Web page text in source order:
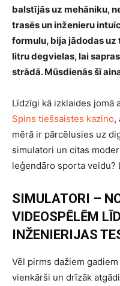
balstījās uz mehāniku,
trasēs un inženieru
formulu, bija jādodas
litru degvielas, lai
strādā. Mūsdienās šī
Līdzīgi kā izklaides jomā
Spins tiešsaistes kazino,
mērā ir pārcēlusies uz
simulatori un citas
leģendāro sporta veidu?
SIMULATORI –
VIDEOSPĒLĒM
INŽENIERIJAS
Vēl pirms dažiem
vienkārši un drīzāk